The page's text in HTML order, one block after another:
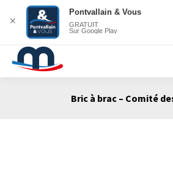
Bric à brac – Comité
✕
Pontvallain & Vous
GRATUIT
Sur Google Play